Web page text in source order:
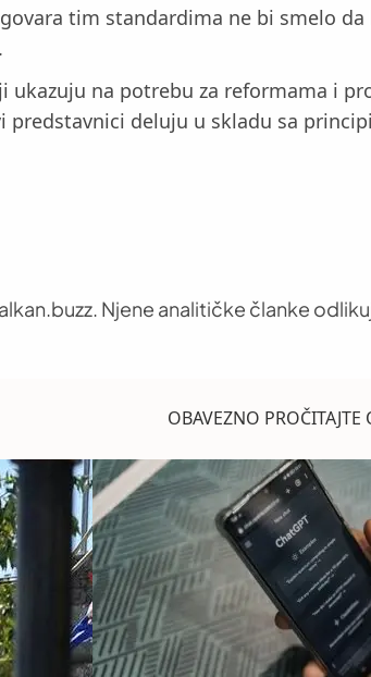
tim standardima ne bi smelo
na potrebu za reformama i
predstavnici deluju u skladu sa
Njene analitičke članke
OBAVEZNO PROČITAJTE